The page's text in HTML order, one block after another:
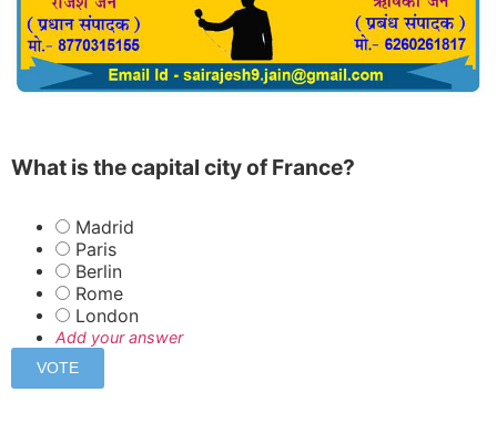
What is the capital city of France?
Madrid
Paris
Berlin
Rome
London
Add your answer